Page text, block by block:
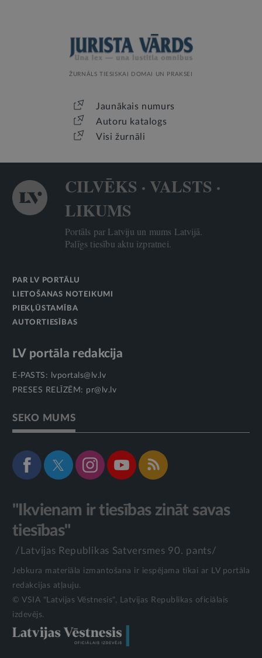
ŽURNĀLS TIESISKAI DOMAI UN PRAKSEI
Jaunākais numurs
Autoru katalogs
Visi žurnāli
CILVĒKS · VALSTS ·
LIKUMS
Portāls par Latviju un mums Latvijā.
Palīgs tiesību aktu izpratnei.
PAR LV PORTĀLU
LIETOŠANAS NOTEIKUMI
PIEKĻŪSTAMĪBA
AUTORTIESĪBAS
LV portāla redakcija
E-PASTS:
lvportals@lv.lv
PRESES RELĪZĒM: pr@lv.lv
SEKO MUMS
"Ikvienam ir tiesības zināt savas
tiesības"
/Latvijas Republikas Satversmes 90. pants/
Jebkura materiāla izmantošana ir iespējama tikai ar LV portāla
redakcijas atļauju.
© VSIA "Latvijas Vēstnesis", Latvijas Republikas oficiālais
izdevējs.